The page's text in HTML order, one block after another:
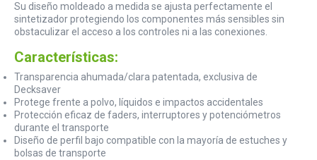
Su diseño moldeado a medida se ajusta perfectamente el
sintetizador protegiendo los componentes más sensibles sin
obstaculizar el acceso a los controles ni a las conexiones.
Características:
Transparencia ahumada/clara patentada, exclusiva de
Decksaver
Protege frente a polvo, líquidos e impactos accidentales
Protección eficaz de faders, interruptores y potenciómetros
durante el transporte
Diseño de perfil bajo compatible con la mayoría de estuches y
bolsas de transporte